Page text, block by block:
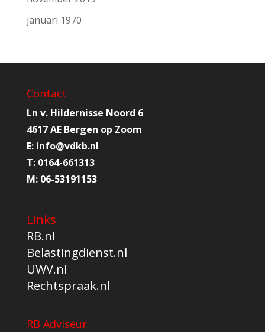
januari 1970
Contact
Ln v. Hildernisse Noord 6
4617 AE Bergen op Zoom
E: info@vdkb.nl
T: 0164-661313
M: 06-53191153
Links
RB.nl
Belastingdienst.nl
UWV.nl
Rechtspraak.nl
RB Adviseur